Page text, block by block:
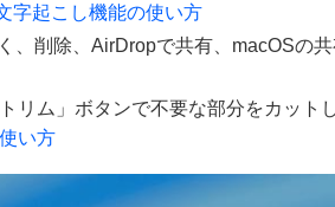
字起こし機能の使い方
、削除、AirDropで共有、macOSの
トリム」ボタンで不要な部分をカット
い方